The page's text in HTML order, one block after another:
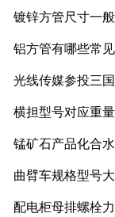
镀锌方管尺寸一
铝方管有哪些常
光线传媒参投三
横担型号对应重量
锰矿石产品化合
曲臂车规格型号
配电柜母排螺栓